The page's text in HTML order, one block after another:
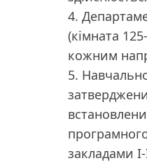
4.
(кімната
кожним
5.
закладами I-